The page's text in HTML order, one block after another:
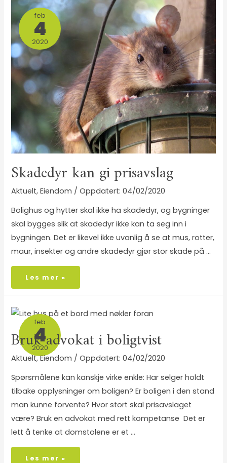
feb
4
2020
Skadedyr kan gi prisavslag
Aktuelt, Eiendom /
04/02/2020
Bolighus og hytter skal ikke ha skadedyr, og bygninger
skal bygges slik at skadedyr ikke kan ta seg inn i
bygningen. Det er likevel ikke uvanlig å se at mus, rotter,
maur, insekter og andre skadedyr gjør stor skade på …
Les mer »
feb
4
2020
Bruk advokat i boligtvist
Aktuelt, Eiendom /
04/02/2020
Spørsmålene kan kanskje virke enkle: Har selger holdt
tilbake opplysninger om boligen? Er boligen i den stand
man kunne forvente? Hvor stort skal prisavslaget
være? Bruk en advokat med rett kompetanse Det er
lett å tenke at domstolene er et …
Les mer »